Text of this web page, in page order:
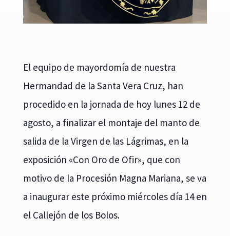
El equipo de mayordomía de nuestra
Hermandad de la Santa Vera Cruz, han
procedido en la jornada de hoy lunes 12 de
agosto, a finalizar el montaje del manto de
salida de la Virgen de las Lágrimas, en la
exposición «Con Oro de Ofir», que con
motivo de la Procesión Magna Mariana, se va
a inaugurar este próximo miércoles día 14 en
el Callejón de los Bolos.